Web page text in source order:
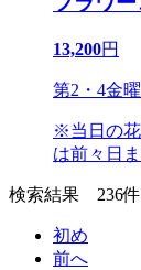
13,200円
第2・4金
※当日の
は前々日
検索結果 236件
初め
前へ